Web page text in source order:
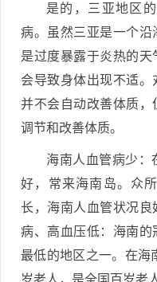
是的，三亚地区
病。虽然三亚是一个沿
是过度暴露于炎热的
会导致身体出现不适
并不会自动改善体质
调节和改善体质。
海南人血管病少：
好，常来海南岛。众
长，海南人血管状况
病、高血压低：海南的
最低的地区之一。在海
岁老人，是全国百岁老